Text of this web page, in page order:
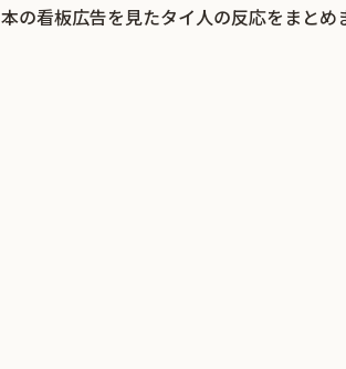
本の看板広告を見たタイ人の反応をまとめ